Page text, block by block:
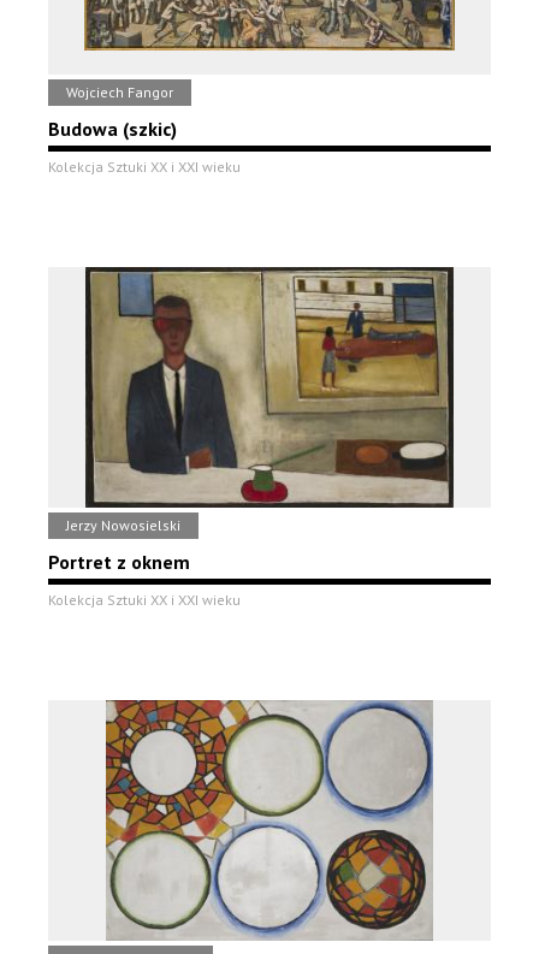
Wojciech Fangor
Budowa (szkic)
Kolekcja Sztuki XX i XXI wieku
Jerzy Nowosielski
Portret z oknem
Kolekcja Sztuki XX i XXI wieku